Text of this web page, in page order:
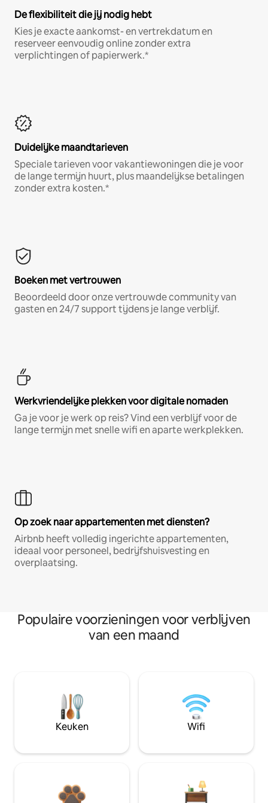
De flexibiliteit die jij nodig hebt
Kies je exacte aankomst- en vertrekdatum en
reserveer eenvoudig online zonder extra
verplichtingen of papierwerk.*
Duidelijke maandtarieven
Speciale tarieven voor vakantiewoningen die je voor
de lange termijn huurt, plus maandelijkse betalingen
zonder extra kosten.*
Boeken met vertrouwen
Beoordeeld door onze vertrouwde community van
gasten en 24/7 support tijdens je lange verblijf.
Werkvriendelijke plekken voor digitale nomaden
Ga je voor je werk op reis? Vind een verblijf voor de
lange termijn met snelle wifi en aparte werkplekken.
Op zoek naar appartementen met diensten?
Airbnb heeft volledig ingerichte appartementen,
ideaal voor personeel, bedrijfshuisvesting en
overplaatsing.
Populaire voorzieningen voor verblijven
van een maand
Keuken Wifi